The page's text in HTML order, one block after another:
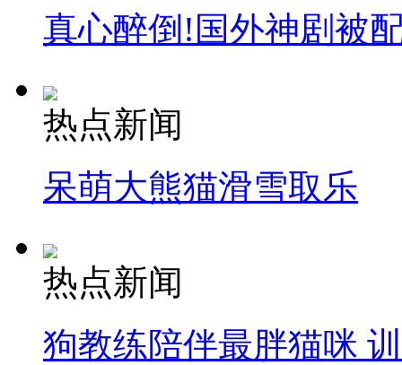
真心醉倒!国外神剧被
热点新闻
呆萌大熊猫滑雪取乐
热点新闻
狗教练陪伴最胖猫咪